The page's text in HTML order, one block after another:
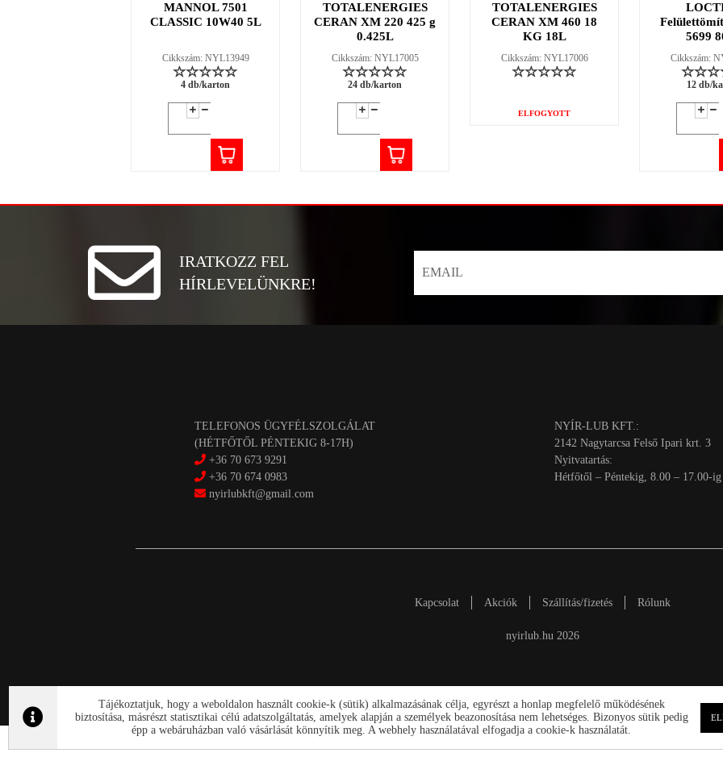
MANNOL 7501
CLASSIC 10W40 5L
Cikkszám: NYL13949
4 db/karton
TOTALENERGIES
CERAN XM 220 425 g
0.425L
Cikkszám: NYL17005
24 db/karton
TOTALENERGIES
CERAN XM 460 18
KG 18L
Cikkszám: NYL17006
ELFOGYOTT
5699
Cikkszám:
12 db/
IRATKOZZ FEL
HÍRLEVELÜNKRE!
TELEFONOS ÜGYFÉLSZOLGÁLAT
(HÉTFŐTŐL PÉNTEKIG 8-17H)
+36 70 673 9291
+36 70 674 0983
nyirlubkft@gmail.com
NYÍR-LUB KFT.:
2142 Nagytarcsa Felső Ipari krt. 3
Nyitvatartás:
Hétfőtől – Péntekig, 8.00 – 17.00-
Kapcsolat Akciók Szállítás/fizetés Rólunk
nyirlub.hu 2026
Tájékoztatjuk, hogy a weboldalon használt cookie-k (sütik) alkalmazásának célja, egyrészt a honlap megfelelő működésének
biztosítása, másrészt statisztikai célú adatszolgáltatás, amelyek alapján a személyek beazonosítása nem lehetséges. Bizonyos sütik pedig
épp a webáruházban való vásárlását könnyítik meg. A webhely használatával elfogadja a cookie-k használatát.